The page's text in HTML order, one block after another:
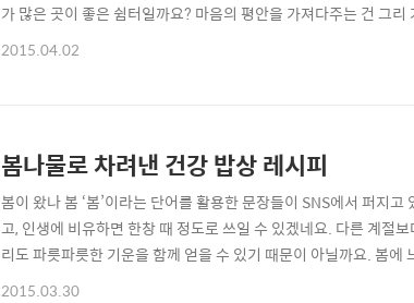
가 많은 곳이 좋은 쉼터일까요? 마음의 평안을 가져다주는 건 그
밭을 가꾸면서 살아가는 현대인들이 많아지고 있습니다. 그들은
2015.04.02
봄나물로 차려낸 건강 밥상 레시피
봄이 왔나 봄 ‘봄’이라는 단어를 활용한 문장들이 SNS에서 퍼지
고, 인생에 비유하면 한창 때 정도로 쓰일 수 있겠네요. 다른 계절
리도 파릇파릇한 기운을 함께 얻을 수 있기 때문이 아닐까요. 봄
다. 겨울엔 싱싱한 채소를 만나기 쉽지 않아 주로 냉동식품을 해동
2015.03.30